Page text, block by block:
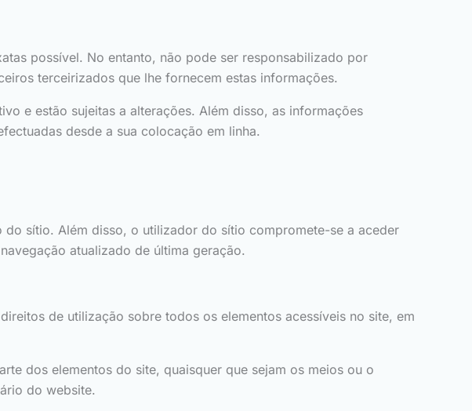
possível. No entanto, não pode ser responsabilizado por
terceirizados que lhe fornecem estas informações.
e estão sujeitas a alterações. Além disso, as informações
desde a sua colocação em linha.
sítio. Além disso, o utilizador do sítio compromete-se a aceder
atualizado de última geração.
de utilização sobre todos os elementos acessíveis no site, em
dos elementos do site, quaisquer que sejam os meios ou o
do website.